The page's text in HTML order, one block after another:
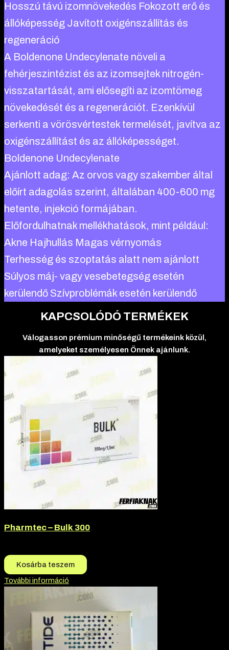
Hosszú távú izomnövekedés Fokozott erő és
állóképesség Javított oxigénszállítás és
regeneráció
A Boldenone Undecylenate növeli a
fehérjeszintézist és az izomsejtek nitrogén-
visszatartását, ami elősegíti az izomtömeg
növekedését és a regenerációt. Ezenkívül
serkenti a vörösvértestek termelését, javítva az
oxigénszállítást és az állóképességet.
Boldenone Undecylenate
Ajánlott adag: Az orvos vagy szakember által
előírt adagolás szerint, általában 400-600 mg
hetente, injekció formájában.
Előfordulhatnak mellékhatások, mint például:
Akne Hajhullás Magas vérnyomás
Terhesség és szoptatás alatt nem ajánlott
Súlyos máj- vagy vesebetegség esetén
kerülendő Szívproblémák esetén kerülendő
KAPCSOLÓDÓ TERMÉKEK
Válogasson prémium minőségű termékeink közül,
amelyeket személyesen Önnek ajánlunk.
Pharmtec – Bulk 300
Kosárba teszem
További információ